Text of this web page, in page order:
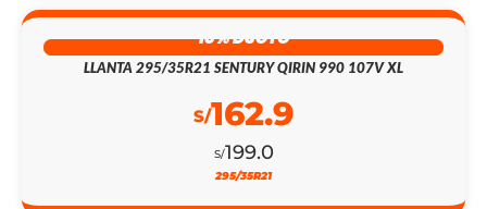
18% DSCTO
LLANTA 295/35R21 SENTURY QIRIN 990 107V XL
S/199.0
S/162.9
295/35R21